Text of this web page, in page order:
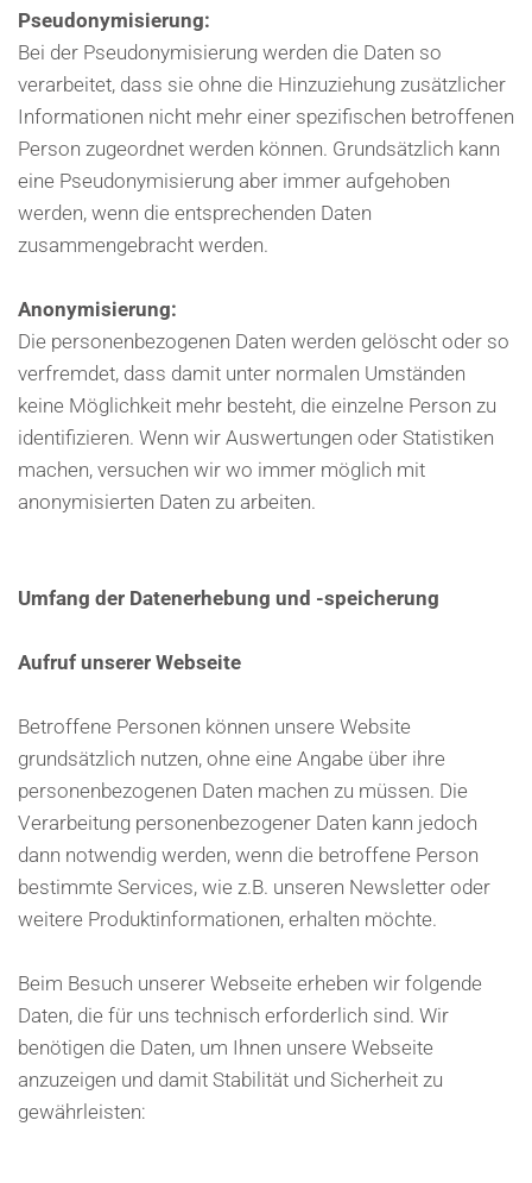
Pseudonymisierung:
Bei der Pseudonymisierung werden die Daten so
verarbeitet, dass sie ohne die Hinzuziehung zusätzlicher
Informationen nicht mehr einer spezifischen betroffenen
Person zugeordnet werden können. Grundsätzlich kann
eine Pseudonymisierung aber immer aufgehoben
werden, wenn die entsprechenden Daten
zusammengebracht werden.
Anonymisierung:
Die personenbezogenen Daten werden gelöscht oder so
verfremdet, dass damit unter normalen Umständen
keine Möglichkeit mehr besteht, die einzelne Person zu
identifizieren. Wenn wir Auswertungen oder Statistiken
machen, versuchen wir wo immer möglich mit
anonymisierten Daten zu arbeiten.
Umfang der Datenerhebung und -speicherung
Aufruf unserer Webseite
Betroffene Personen können unsere Website
grundsätzlich nutzen, ohne eine Angabe über ihre
personenbezogenen Daten machen zu müssen. Die
Verarbeitung personenbezogener Daten kann jedoch
dann notwendig werden, wenn die betroffene Person
bestimmte Services, wie z.B. unseren Newsletter oder
weitere Produktinformationen, erhalten möchte.
Beim Besuch unserer Webseite erheben wir folgende
Daten, die für uns technisch erforderlich sind. Wir
benötigen die Daten, um Ihnen unsere Webseite
anzuzeigen und damit Stabilität und Sicherheit zu
gewährleisten: